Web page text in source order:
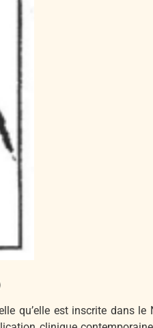
qu’elle est inscrite dans le